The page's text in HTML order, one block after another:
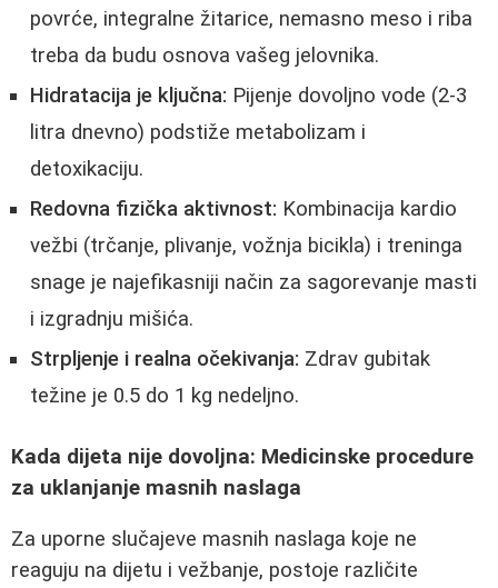
povrće, integralne žitarice, nemasno meso i riba
treba da budu osnova vašeg jelovnika.
Hidratacija je ključna: Pijenje dovoljno vode (2-3
litra dnevno) podstiže metabolizam i
detoxikaciju.
Redovna fizička aktivnost: Kombinacija kardio
vežbi (trčanje, plivanje, vožnja bicikla) i treninga
snage je najefikasniji način za sagorevanje masti
i izgradnju mišića.
Strpljenje i realna očekivanja: Zdrav gubitak
težine je 0.5 do 1 kg nedeljno.
Kada dijeta nije dovoljna: Medicinske procedure
za uklanjanje masnih naslaga
Za uporne slučajeve masnih naslaga koje ne
reaguju na dijetu i vežbanje, postoje različite